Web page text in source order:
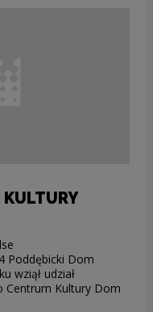
KULTURY
Poddębicki Dom
wziął udział
Centrum Kultury Dom